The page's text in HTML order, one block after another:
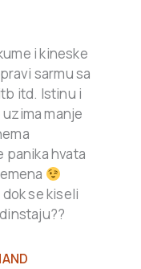
i kineske
sarmu sa
itd. Istinu i
manje
panika hvata
se kiseli